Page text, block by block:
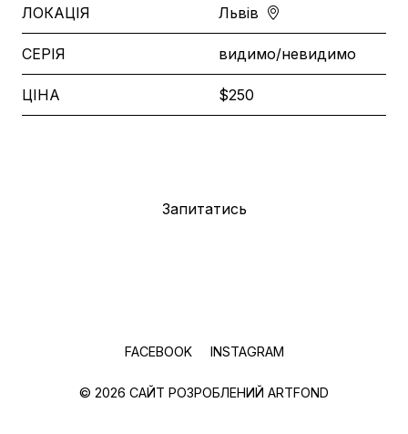
ЛОКАЦІЯ Львів
СЕРІЯ видимо/невидимо
ЦІНА $250
Запитатись
FACEBOOK INSTAGRAM
© 2026 САЙТ РОЗРОБЛЕНИЙ ARTFOND